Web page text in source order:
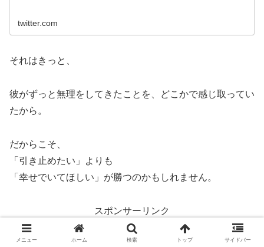
twitter.com
それはきっと、
彼がずっと無理をしてきたことを、どこかで感じ取ってい
たから。
だからこそ、
「引き止めたい」よりも
「幸せでいてほしい」が勝つのかもしれません。
スポンサーリンク
メニュー ホーム 検索 トップ サイドバー